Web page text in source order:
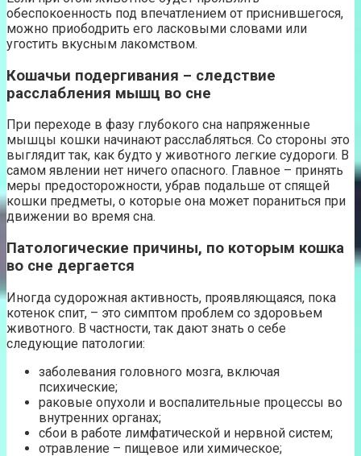
обеспокоенность под впечатлением от приснившегося,
можно приободрить его ласковыми словами или
угостить вкусным лакомством.
Кошачьи подергивания – следствие
расслабления мышц во сне
При переходе в фазу глубокого сна напряженные
мышцы кошки начинают расслабляться. Со стороны это
выглядит так, как будто у животного легкие судороги. В
самом явлении нет ничего опасного. Главное – принять
меры предосторожности, убрав подальше от спящей
кошки предметы, о которые она может пораниться при
движении во время сна.
Патологические причины, по которым кошка
во сне дергается
Иногда судорожная активность, проявляющаяся, пока
котенок спит, – это симптом проблем со здоровьем
животного. В частности, так дают знать о себе
следующие патологии:
заболевания головного мозга, включая
психические;
раковые опухоли и воспалительные процессы во
внутренних органах;
сбои в работе лимфатической и нервной систем;
отравление – пищевое или химическое;